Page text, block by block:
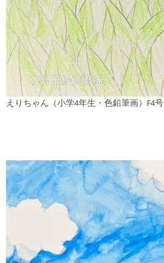
えりちゃん（小学4年生・色鉛筆画）F4号